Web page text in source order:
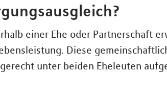
einer Ehe oder Partnerschaft
Diese
unter beiden Eheleuten